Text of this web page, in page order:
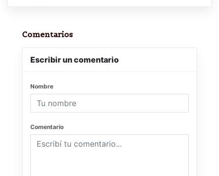
Comentarios
Escribir un comentario
Nombre
Comentario